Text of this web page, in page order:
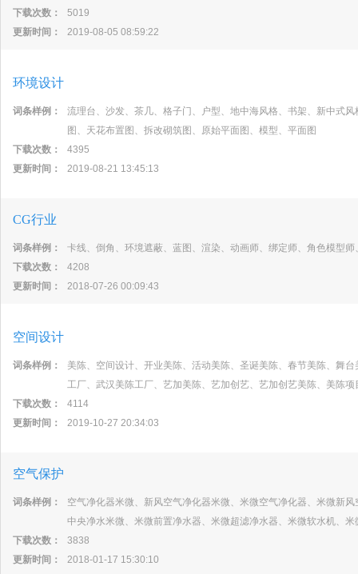
下载次数：
5019
更新时间：
2019-08-05 08:59:22
环境设计
词条样例：
流理台、沙发、茶几、格子门、户型、地中海风格、书架、新中式
图、天花布置图、拆改砌筑图、原始平面图、模型、平面图
下载次数：
4395
更新时间：
2019-08-21 13:45:13
CG行业
词条样例：
卡线、倒角、环境遮蔽、蓝图、渲染、动画师、绑定师、角色模型
下载次数：
4208
更新时间：
2018-07-26 00:09:43
空间设计
词条样例：
美陈、空间设计、开业美陈、活动美陈、圣诞美陈、春节美陈、舞
工厂、武汉美陈工厂、艺加美陈、艺加创艺、艺加创艺美陈、美陈
下载次数：
4114
更新时间：
2019-10-27 20:34:03
空气保护
词条样例：
空气净化器米微、新风空气净化器米微、米微空气净化器、米微新
中央净水米微、米微前置净水器、米微超滤净水器、米微软水机、米
下载次数：
3838
更新时间：
2018-01-17 15:30:10